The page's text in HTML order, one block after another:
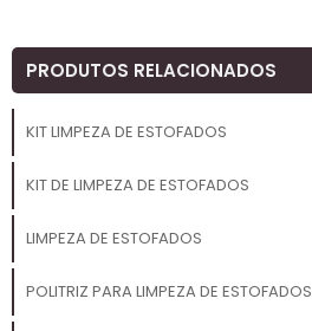
PRODUTOS RELACIONADOS
KIT LIMPEZA DE ESTOFADOS
KIT DE LIMPEZA DE ESTOFADOS
LIMPEZA DE ESTOFADOS
POLITRIZ PARA LIMPEZA DE ESTOFADOS